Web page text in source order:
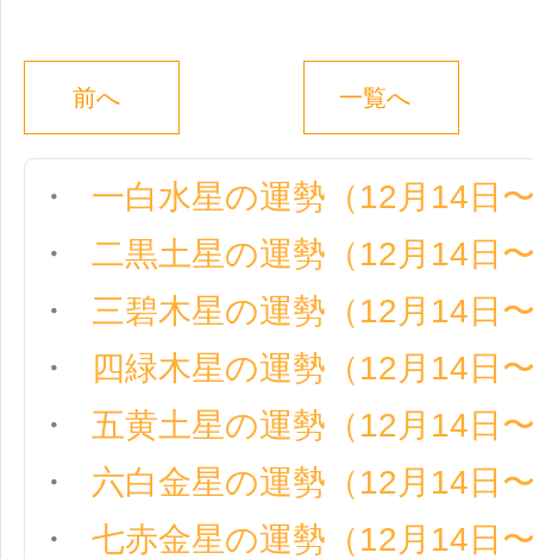
前へ 一覧へ
一白水星の運勢（12月14日
二黒土星の運勢（12月14日
三碧木星の運勢（12月14日
四緑木星の運勢（12月14日
五黄土星の運勢（12月14日
六白金星の運勢（12月14日
七赤金星の運勢（12月14日